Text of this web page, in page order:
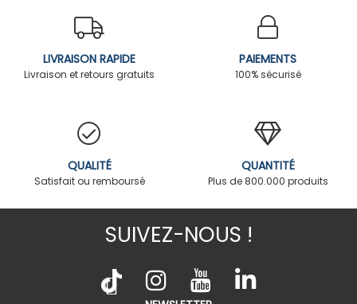
LIVRAISON RAPIDE
Livraison et retours gratuits
PAIEMENTS
100% sécurisé
QUALITÉ
Satisfait ou remboursé
QUANTITÉ
Plus de 800.000 produits
SUIVEZ-NOUS !